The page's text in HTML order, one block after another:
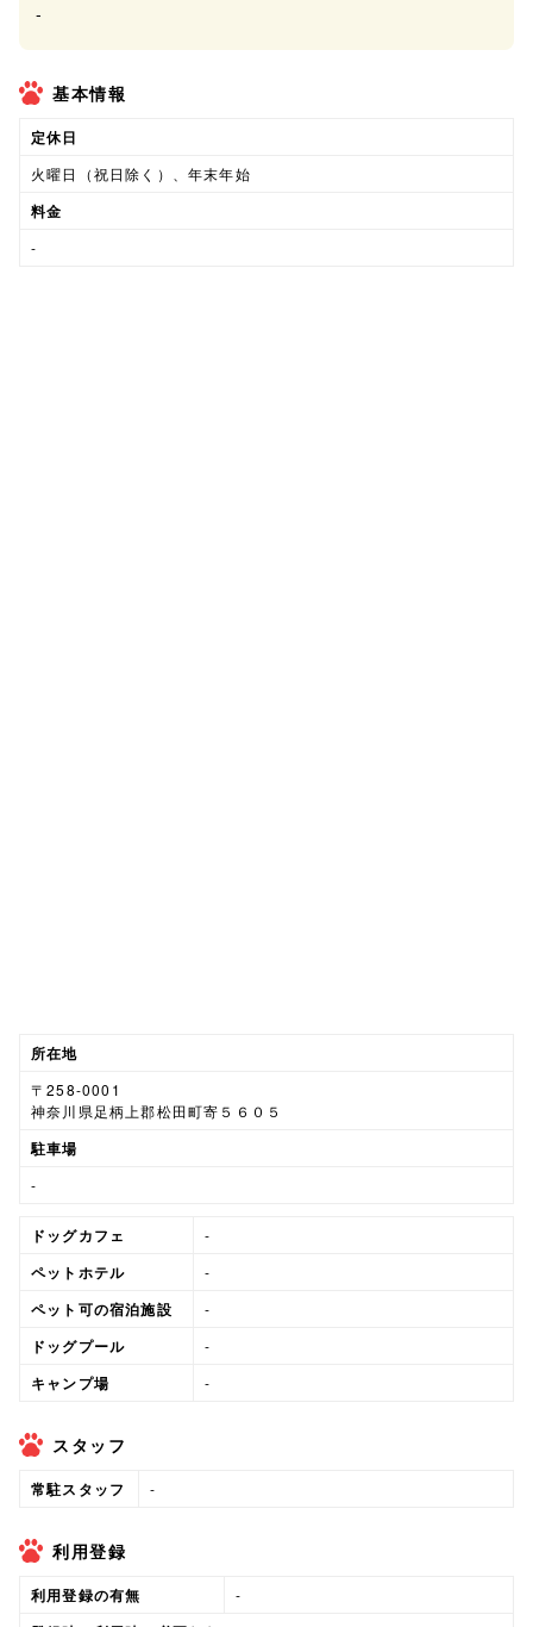
-
基本情報
定休日
火曜日（祝日除く）、年末年始
料金
-
所在地
〒258-0001
神奈川県足柄上郡松田町寄５６０５
駐車場
-
ドッグカフェ -
ペットホテル -
ペット可の宿泊施設 -
ドッグプール -
キャンプ場 -
スタッフ
常駐スタッフ -
利用登録
利用登録の有無 -